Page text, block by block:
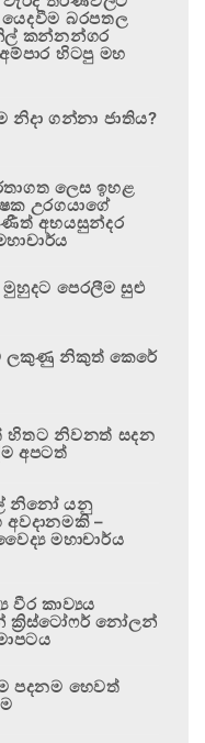
බරපතල
කන්නන්ගර
හිටපු මහ
ගන්නා ජාතිය?
ලෙස ඉහළ
උරගයාගේ
අභයසුන්දර
පෙරලීම සුළු
ලකුණු නිකුත් කෙරේ
හිතට නිවනත් සදන
අපටත්
නිනෝ යනු
අවදානමකි –
මහාචාර්ය
වීර කාව්‍යය
ක්‍රිස්ටෝෆර් නෝලන්
පදනම හෙවත්